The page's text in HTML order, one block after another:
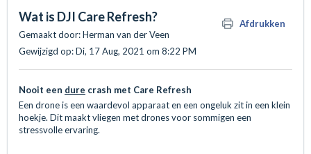
Wat is DJI Care Refresh?
Afdrukken
Gemaakt door: Herman van der Veen
Gewijzigd op: Di, 17 Aug, 2021 om 8:22 PM
Nooit een dure crash met Care Refresh
Een drone is een waardevol apparaat en een ongeluk zit in een klein
hoekje. Dit maakt vliegen met drones voor sommigen een
stressvolle ervaring.